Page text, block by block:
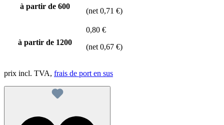
à partir de 600
(net 0,71 €)
à partir de 1200
0,80 €
(net 0,67 €)
prix incl. TVA, frais de port en sus